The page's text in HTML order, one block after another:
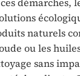
naturels
ou les
sans